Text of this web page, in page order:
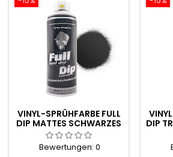
VINYL-SPRÜHFARBE FULL
DIP MATTES SCHWARZES
400ML
Bewertungen: 0
DIP